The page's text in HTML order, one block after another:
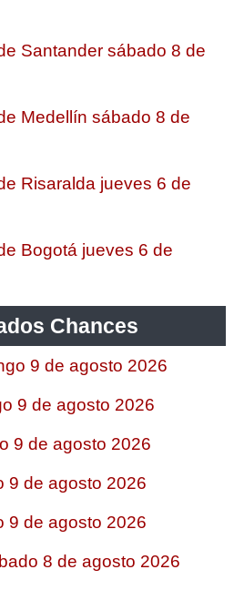
Santander sábado 8 de
Medellín sábado 8 de
Risaralda jueves 6 de
Bogotá jueves 6 de
Chances
9 de agosto 2026
9 de agosto 2026
9 de agosto 2026
9 de agosto 2026
9 de agosto 2026
8 de agosto 2026